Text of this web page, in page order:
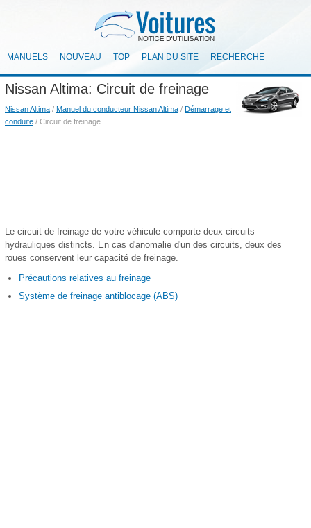
MANUELS NOUVEAU TOP PLAN DU SITE RECHERCHE
Nissan Altima: Circuit de freinage
Nissan Altima / Manuel du conducteur Nissan Altima / Démarrage et
conduite / Circuit de freinage
Le circuit de freinage de votre véhicule comporte deux circuits
hydrauliques distincts. En cas d'anomalie d'un des circuits, deux des
roues conservent leur capacité de freinage.
Précautions relatives au freinage
Système de freinage antiblocage (ABS)